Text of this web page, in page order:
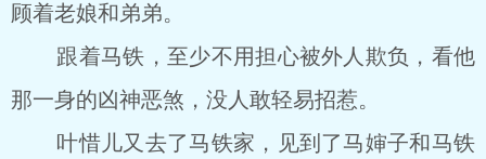
顾着老娘和弟弟。
跟着马铁，至少不用担心被外人欺负，看他
那一身的凶神恶煞，没人敢轻易招惹。
叶惜儿又去了马铁家，见到了马婶子和马铁